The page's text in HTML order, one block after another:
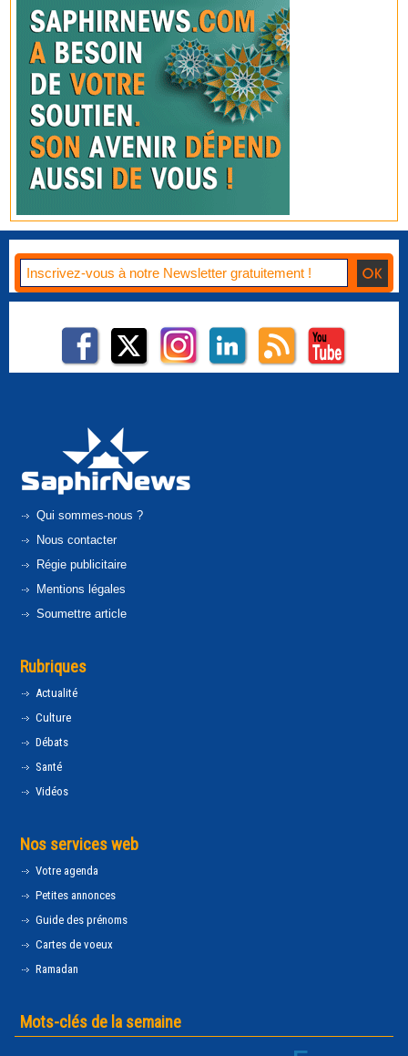
Qui sommes-nous ?
Nous contacter
Régie publicitaire
Mentions légales
Soumettre article
Rubriques
Actualité
Culture
Débats
Santé
Vidéos
Nos services web
Votre agenda
Petites annonces
Guide des prénoms
Cartes de voeux
Ramadan
Mots-clés de la semaine